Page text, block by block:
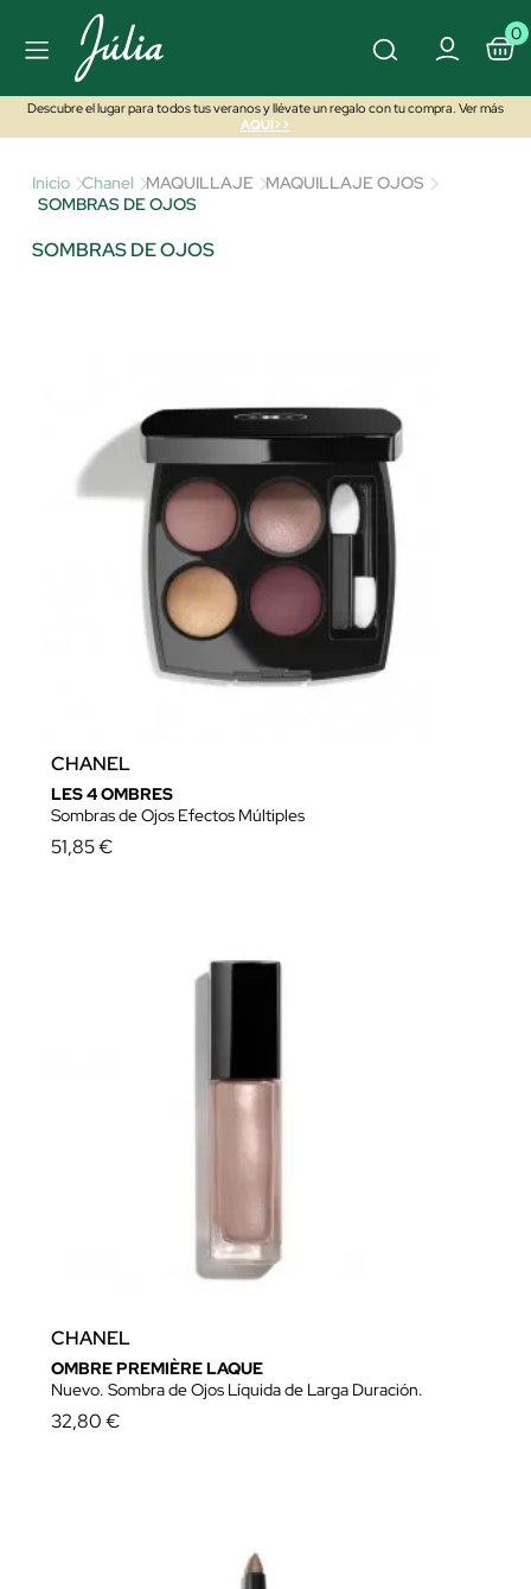
0
Descubre el lugar para todos tus veranos y llévate un regalo con tu compra. Ver más
AQUÍ>>
Inicio Chanel MAQUILLAJE MAQUILLAJE OJOS
SOMBRAS DE OJOS
SOMBRAS DE OJOS
CHANEL
LES 4 OMBRES
Sombras de Ojos Efectos Múltiples
51,85 €
CHANEL
OMBRE PREMIÈRE LAQUE
Nuevo. Sombra de Ojos Líquida de Larga Duración.
32,80 €